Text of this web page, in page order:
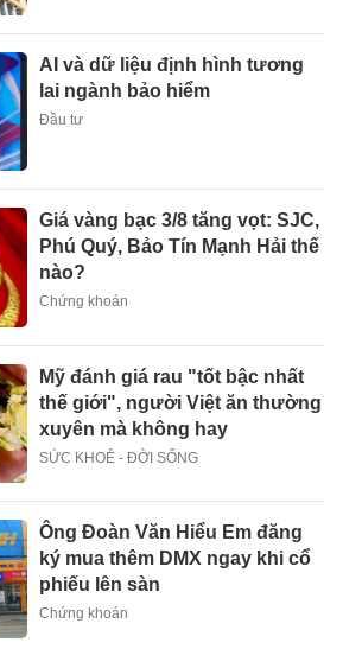
AI và dữ liệu định hình tương
lai ngành bảo hiểm
Đầu tư
Giá vàng bạc 3/8 tăng vọt: SJC,
Phú Quý, Bảo Tín Mạnh Hải thế
nào?
Chứng khoán
Mỹ đánh giá rau "tốt bậc nhất
thế giới", người Việt ăn thường
xuyên mà không hay
SỨC KHOẺ - ĐỜI SỐNG
Ông Đoàn Văn Hiểu Em đăng
ký mua thêm DMX ngay khi cổ
phiếu lên sàn
Chứng khoán